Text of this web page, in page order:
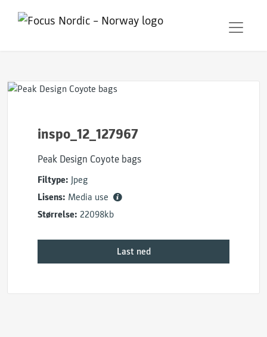
inspo_12_127967
Peak Design Coyote bags
Filtype: Jpeg
Lisens: Media use
Størrelse: 22098kb
Last ned